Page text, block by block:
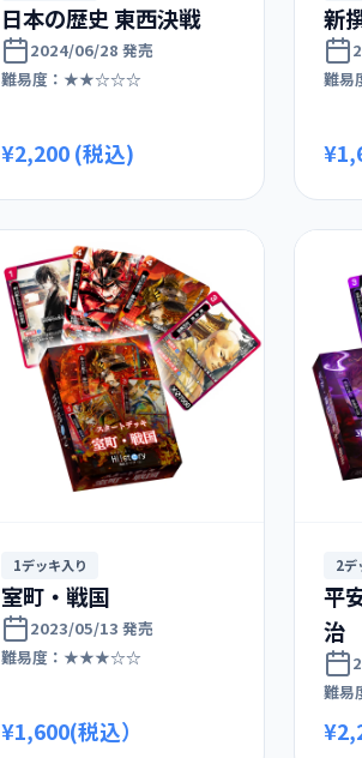
日本の歴史 東西決戦
2024/06/28 発売
難易度：★★☆☆☆
¥2,200 (税込)
新
難
1デッキ入り
室町・戦国
2023/05/13 発売
難易度：★★★☆☆
¥1,600(税込）
2デ
平
治
難